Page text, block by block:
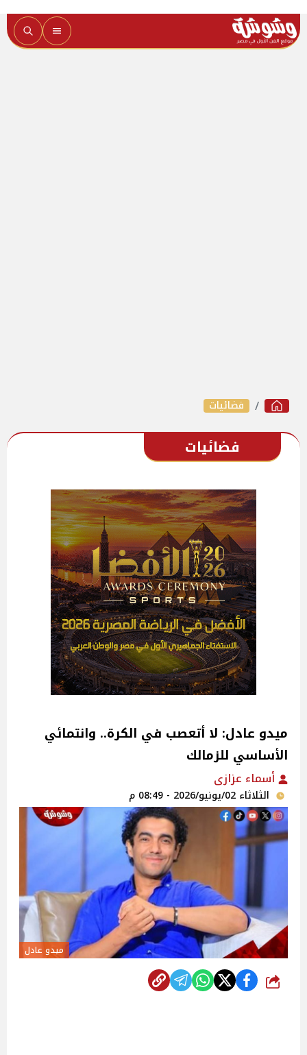
فضائيات
فضائيات
ميدو عادل: لا أتعصب في الكرة.. وانتمائي
الأساسي للزمالك
أسماء عزازى
الثلاثاء 02/يونيو/2026 - 08:49 م
ميدو عادل
شارك